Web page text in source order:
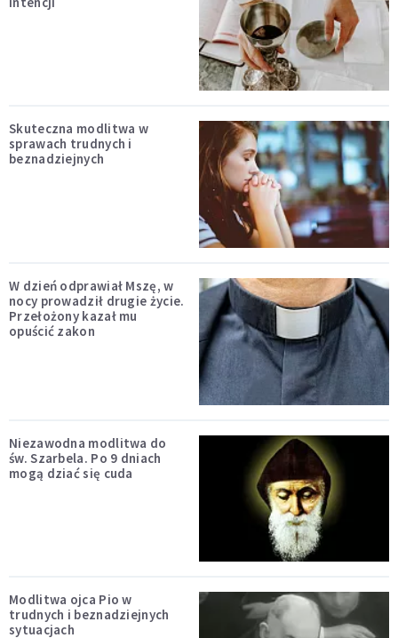
Skuteczna modlitwa w
sprawach trudnych i
beznadziejnych
W dzień odprawiał Mszę, w
nocy prowadził drugie życie.
Przełożony kazał mu
opuścić zakon
Niezawodna modlitwa do
św. Szarbela. Po 9 dniach
mogą dziać się cuda
Modlitwa ojca Pio w
trudnych i beznadziejnych
sytuacjach